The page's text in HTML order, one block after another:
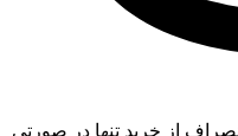
از خرید تنها در صورتی